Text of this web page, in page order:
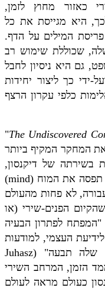
כאזור מחוץ לזמן,
היא מגייסת את כל
המילים על הדף.
שכוללת שימוש רב
גם היא ניסיון לחבל
כך ליצור יחידות
כלפי עקרון הרצף
"The Undiscovered
המחקר המקיף ביותר
בשירתה של דיקנסון,
תפסה את המוח (mind
)
לא פחות מהעולם
הפנים-שירי (או
"המפתח לפתרון הבעיה
העצמי, למודעות
שלה תבעה" (Juhasz
הזמן, המרחב השירי
כעולם מראה לעולם